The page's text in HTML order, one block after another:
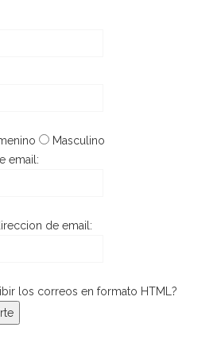
Masculino
email:
de email:
los correos en formato HTML?